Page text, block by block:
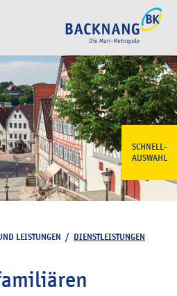
SCHNELL-
AUSWAHL
LEISTUNGEN / DIENSTLEISTUNGEN